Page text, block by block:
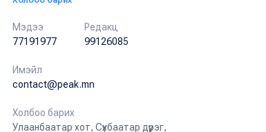
Мэдээ
77191977
Редакц
99126085
Имэйл
contact@peak.mn
Холбоо барих
Улаанбаатар хот, Сүхбаатар дүүрэг,